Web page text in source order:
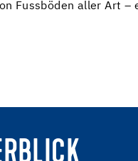
Fussböden aller Art